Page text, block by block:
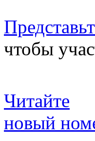
чтобы
Читайте
новый